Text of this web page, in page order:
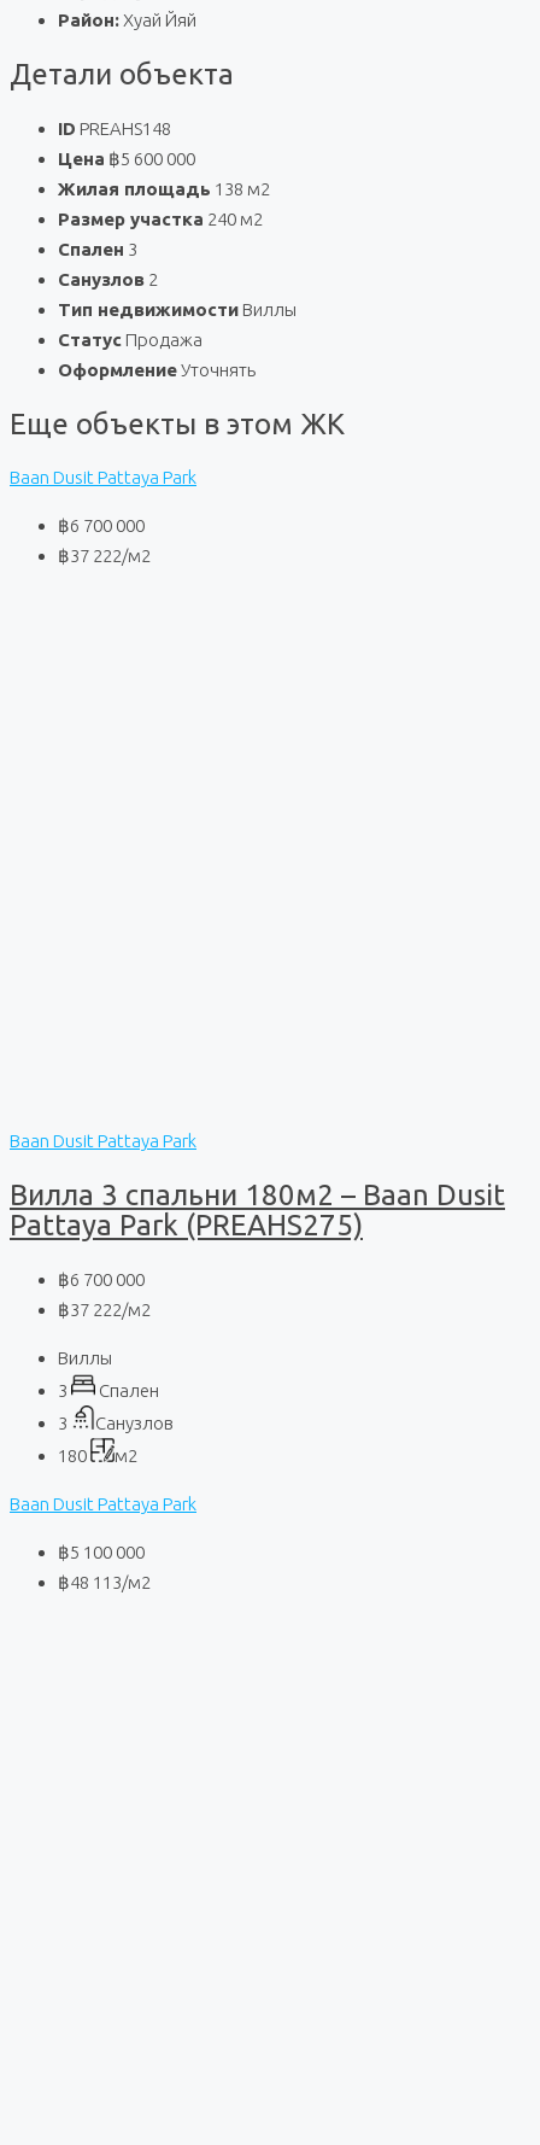
Район:Хуай Йяй
Детали объекта
ID PREAHS148
Цена ฿5 600 000
Жилая площадь 138 м2
Размер участка 240 м2
Спален 3
Санузлов 2
Тип недвижимости Виллы
Статус Продажа
ОформлениеУточнять
Еще объекты в этом ЖК
Baan Dusit Pattaya Park
฿6 700 000
฿37 222/м2
Baan Dusit Pattaya Park
Вилла 3 спальни 180м2 – Baan Dusit
Pattaya Park (PREAHS275)
฿6 700 000
฿37 222/м2
Виллы
3
Спален
3
Санузлов
180
м2
Baan Dusit Pattaya Park
฿5 100 000
฿48 113/м2